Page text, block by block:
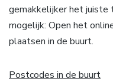
gemakkelijker het juiste
mogelijk: Open het
plaatsen in de buurt.
Postcodes in de buurt